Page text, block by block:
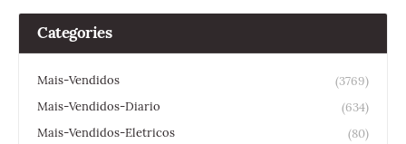
Categories
Mais-Vendidos
(3769)
Mais-Vendidos-Diario
(634)
Mais-Vendidos-Eletricos
(80)